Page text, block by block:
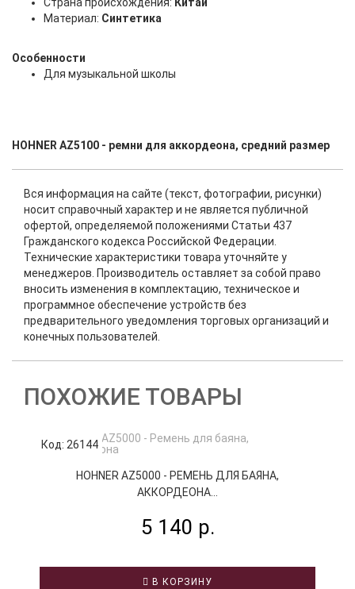
Материал: Синтетика
Особенности
Для музыкальной школы
HOHNER AZ5100 - ремни для аккордеона, средний размер
Вся информация на сайте (текст, фотографии, рисунки)
носит справочный характер и не является публичной
офертой, определяемой положениями Статьи 437
Гражданского кодекса Российской Федерации.
Технические характеристики товара уточняйте у
менеджеров. Производитель оставляет за собой право
вносить изменения в комплектацию, техническое и
программное обеспечение устройств без
предварительного уведомления торговых организаций и
конечных пользователей.
ПОХОЖИЕ ТОВАРЫ
Код: 26144
HOHNER AZ5000 - РЕМЕНЬ ДЛЯ БАЯНА,
АККОРДЕОНА...
5 140 р.
В КОРЗИНУ